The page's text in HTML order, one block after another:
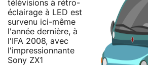
télévisions à rétro-
éclairage à LED est
survenu ici-même
l'année dernière, à
l'IFA 2008, avec
l'impressionnante
Sony ZX1